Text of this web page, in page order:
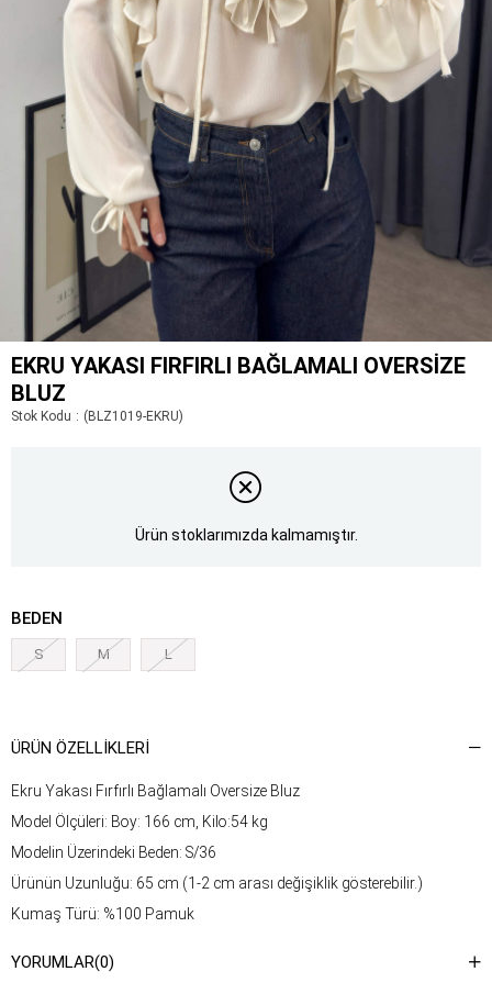
EKRU YAKASI FIRFIRLI BAĞLAMALI OVERSIZE
BLUZ
Stok Kodu (BLZ1019-EKRU)
Ürün stoklarımızda kalmamıştır.
BEDEN
S M L
ÜRÜN ÖZELLIKLERI
Ekru Yakası Fırfırlı Bağlamalı Oversize Bluz
Model Ölçüleri: Boy: 166 cm, Kilo:54 kg
Modelin Üzerindeki Beden: S/36
Ürünün Uzunluğu: 65 cm (1-2 cm arası değişiklik gösterebilir.)
Kumaş Türü: %100 Pamuk
talimatına ulaşabilirsiniz.
YORUMLAR(0)